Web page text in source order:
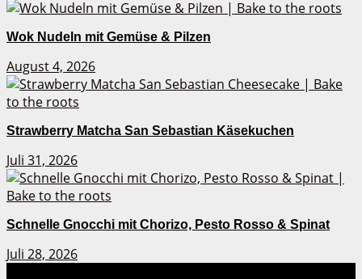
Wok Nudeln mit Gemüse & Pilzen
August 4, 2026
Strawberry Matcha San Sebastian Käsekuchen
Juli 31, 2026
Schnelle Gnocchi mit Chorizo, Pesto Rosso & Spinat
Juli 28, 2026